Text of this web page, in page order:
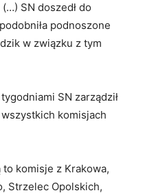
SN doszedł do
podnoszone
w związku z tym
SN zarządził
komisjach
to komisje z Krakowa,
Strzelec Opolskich,